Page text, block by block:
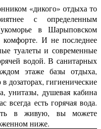
«дикого» отдыха то
с определенным
в Шарыповском
комфорте. И не последнее
туалеты и современные
водой. В санитарных
этаже базы отдыха,
дозаторах, гигиенические
унитазы, душевая кабина
всегда есть горячая вода.
в живую, вы можете
ниже.